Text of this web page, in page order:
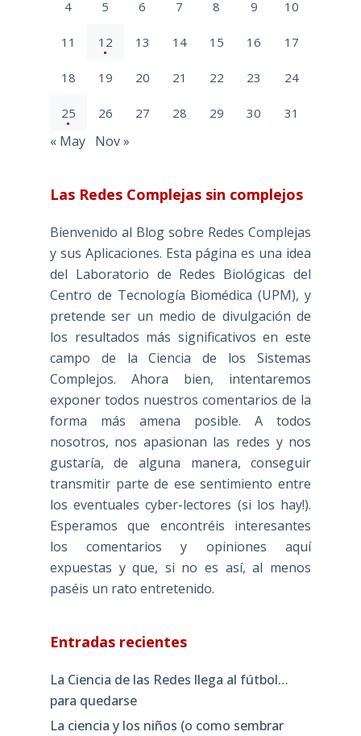
4 5 6 7 8 9 10
11 12 13 14 15 16 17
18 19 20 21 22 23 24
25 26 27 28 29 30 31
« May Nov »
Las Redes Complejas sin complejos
Bienvenido al Blog sobre Redes Complejas
y sus Aplicaciones. Esta página es una idea
del Laboratorio de Redes Biológicas del
Centro de Tecnología Biomédica (UPM), y
pretende ser un medio de divulgación de
los resultados más significativos en este
campo de la Ciencia de los Sistemas
Complejos. Ahora bien, intentaremos
exponer todos nuestros comentarios de la
forma más amena posible. A todos
nosotros, nos apasionan las redes y nos
gustaría, de alguna manera, conseguir
transmitir parte de ese sentimiento entre
los eventuales cyber-lectores (si los hay!).
Esperamos que encontréis interesantes
los comentarios y opiniones aquí
expuestas y que, si no es así, al menos
paséis un rato entretenido.
Entradas recientes
La Ciencia de las Redes llega al fútbol…
para quedarse
La ciencia y los niños (o como sembrar